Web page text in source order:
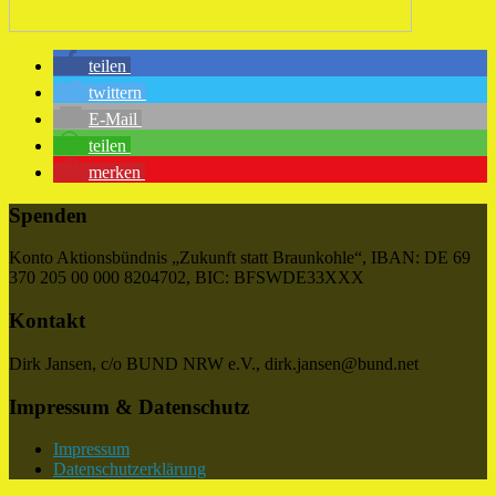
teilen
twittern
E-Mail
teilen
merken
Spenden
Konto Aktionsbündnis „Zukunft statt Braunkohle“, IBAN: DE 69
370 205 00 000 8204702, BIC: BFSWDE33XXX
Kontakt
Dirk Jansen, c/o BUND NRW e.V., dirk.jansen@bund.net
Impressum & Datenschutz
Impressum
Datenschutzerklärung